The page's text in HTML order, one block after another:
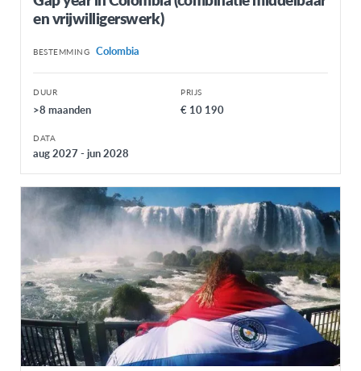
Panama
Uruguay
Canada
Verenigde Staten
OCEANIË
Australië
Nieuw-Zeeland
en vrijwilligerswerk)
BESTEMMING Colombia
DUUR
>8 maanden
PRIJS
€ 10 190
DATA
aug 2027 - jun 2028